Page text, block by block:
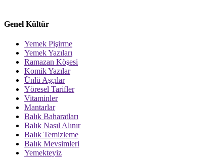
Genel Kültür
Yemek Pişirme
Yemek Yazıları
Ramazan Köşesi
Komik Yazılar
Ünlü Aşçılar
Yöresel Tarifler
Vitaminler
Mantarlar
Balık Baharatları
Balık Nasıl Alınır
Balık Temizleme
Balık Mevsimleri
Yemekteyiz